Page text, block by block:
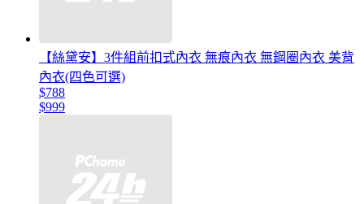
【絲黛安】3件組前扣式內衣 無痕內衣 無鋼圈內衣 美背
內衣(四色可選)
$788
$999